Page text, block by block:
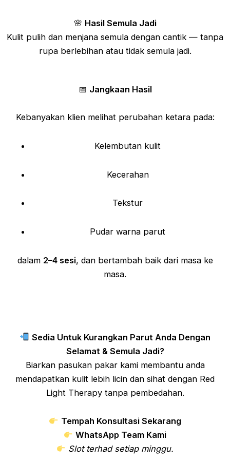
🌸 Hasil Semula Jadi
Kulit pulih dan menjana semula dengan cantik — tanpa
rupa berlebihan atau tidak semula jadi.
📅 Jangkaan Hasil
Kebanyakan klien melihat perubahan ketara pada:
Kelembutan kulit
Kecerahan
Tekstur
Pudar warna parut
dalam 2–4 sesi, dan bertambah baik dari masa ke
masa.
Sedia Untuk Kurangkan Parut Anda Dengan
Selamat & Semula Jadi?
Biarkan pasukan pakar kami membantu anda
mendapatkan kulit lebih licin dan sihat dengan Red
Light Therapy tanpa pembedahan.
Tempah Konsultasi Sekarang
WhatsApp Team Kami
Slot terhad setiap minggu.